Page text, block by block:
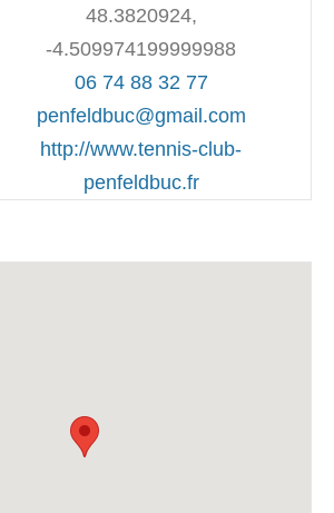
48.3820924,
-4.509974199999988
06 74 88 32 77
penfeldbuc@gmail.com
http://www.tennis-club-
penfeldbuc.fr